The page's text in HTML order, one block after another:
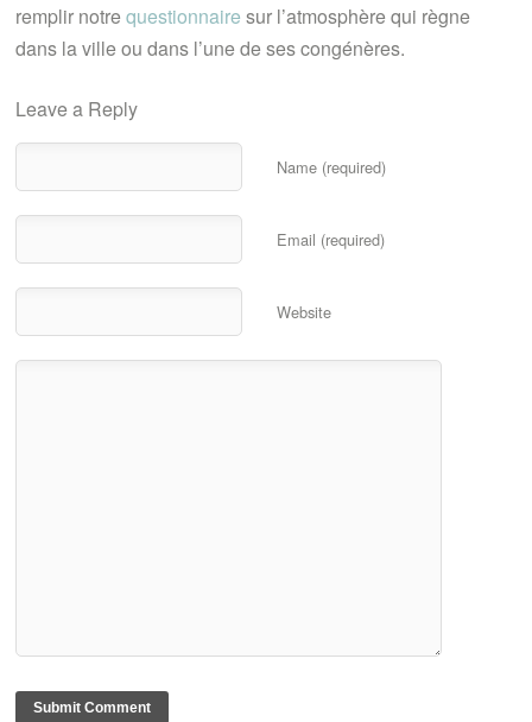
remplir notrequestionnaire sur l’atmosphère qui règne
dans la ville ou dans l’une de ses congénères.
Leave a Reply
Name (required)
Email (required)
Website